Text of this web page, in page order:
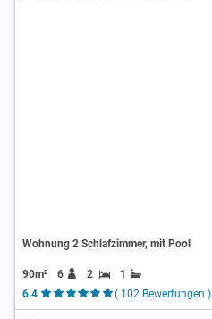
Wohnung 2 Schlafzimmer, mit Pool
90m² 6 2
1
6.4
( 102 Bewertungen )